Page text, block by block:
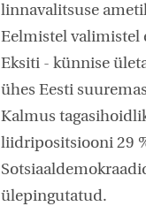
linnavalitsuse
Eelmistel valimistel
Eksiti - künnise
ühes Eesti
Kalmus
liidripositsiooni 29
ülepingutatud.